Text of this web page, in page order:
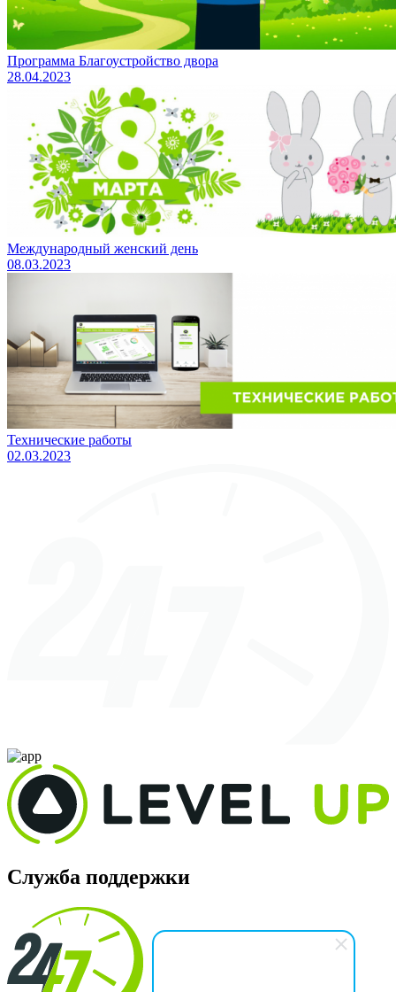
Программа Благоустройство двора
28.04.2023
Международный женский день
08.03.2023
Технические работы
02.03.2023
Служба поддержки